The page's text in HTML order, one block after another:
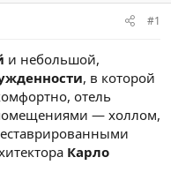
#1
и небольшой,
, в которой
отель
— холлом,
Карло